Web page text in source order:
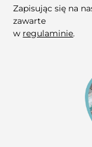
Zapisując się na
zawarte
w regulaminie.